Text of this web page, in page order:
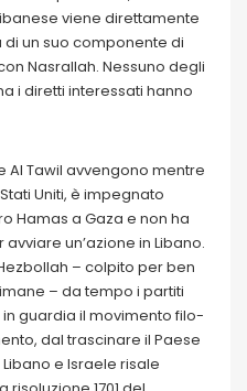
viene direttamente
un suo componente di
Nasrallah. Nessuno degli
i diretti interessati hanno
Al Tawil avvengono mentre
Uniti, è impegnato
Hamas a Gaza e non ha
un’azione in Libano.
– colpito per ben
– da tempo i partiti
guardia il movimento filo-
dal trascinare il Paese
e Israele risale